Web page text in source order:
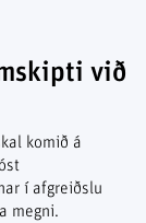
við
komið á
í afgreiðslu
megni.